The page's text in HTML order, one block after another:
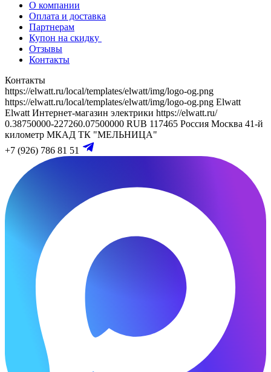
О компании
Оплата и доставка
Партнерам
Купон на скидку
Отзывы
Контакты
Контакты
https://elwatt.ru/local/templates/elwatt/img/logo-og.png
https://elwatt.ru/local/templates/elwatt/img/logo-og.png Elwatt
Elwatt Интернет-магазин электрики https://elwatt.ru/
0.38750000-227260.07500000 RUB 117465 Россия Москва 41-й
километр МКАД ТК "МЕЛЬНИЦА"
+7 (926) 786 81 51